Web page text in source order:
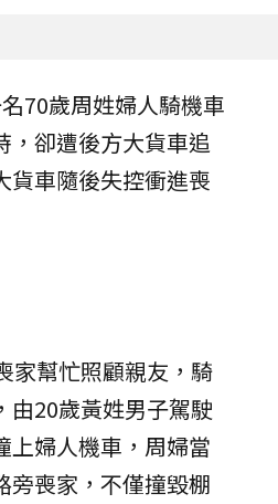
名70歲周姓婦人騎機車
，卻遭後方大貨車追
貨車隨後失控衝進喪
家幫忙照顧親友，騎
由20歲黃姓男子駕駛
上婦人機車，周婦當
旁喪家，不僅撞毀棚